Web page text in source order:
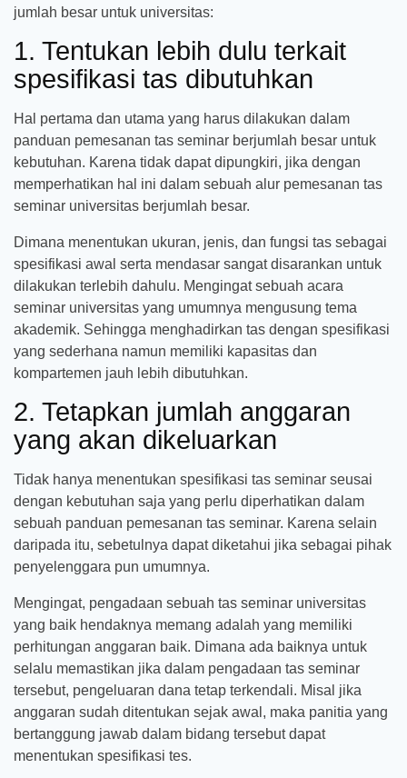
jumlah besar untuk universitas:
1. Tentukan lebih dulu terkait
spesifikasi tas dibutuhkan
Hal pertama dan utama yang harus dilakukan dalam
panduan pemesanan tas seminar berjumlah besar untuk
kebutuhan. Karena tidak dapat dipungkiri, jika dengan
memperhatikan hal ini dalam sebuah alur pemesanan tas
seminar universitas berjumlah besar.
Dimana menentukan ukuran, jenis, dan fungsi tas sebagai
spesifikasi awal serta mendasar sangat disarankan untuk
dilakukan terlebih dahulu. Mengingat sebuah acara
seminar universitas yang umumnya mengusung tema
akademik. Sehingga menghadirkan tas dengan spesifikasi
yang sederhana namun memiliki kapasitas dan
kompartemen jauh lebih dibutuhkan.
2. Tetapkan jumlah anggaran
yang akan dikeluarkan
Tidak hanya menentukan spesifikasi tas seminar seusai
dengan kebutuhan saja yang perlu diperhatikan dalam
sebuah panduan pemesanan tas seminar. Karena selain
daripada itu, sebetulnya dapat diketahui jika sebagai pihak
penyelenggara pun umumnya.
Mengingat, pengadaan sebuah tas seminar universitas
yang baik hendaknya memang adalah yang memiliki
perhitungan anggaran baik. Dimana ada baiknya untuk
selalu memastikan jika dalam pengadaan tas seminar
tersebut, pengeluaran dana tetap terkendali. Misal jika
anggaran sudah ditentukan sejak awal, maka panitia yang
bertanggung jawab dalam bidang tersebut dapat
menentukan spesifikasi tes.